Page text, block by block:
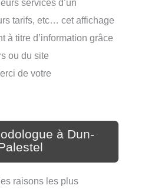
services d’un
tarifs, etc… cet affichage
à titre d’information grâce
ou du site
de votre
à Dun-
raisons les plus